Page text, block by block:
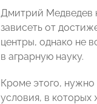
Дмитрий Медведев
зависеть от
центры, однако не
в аграрную науку.
Кроме этого, нужно
условия, в которых